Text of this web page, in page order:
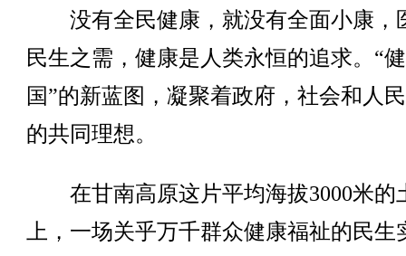
没有全民健康，就没有全面小康，
民生之需，健康是人类永恒的追求。“
国”的新蓝图，凝聚着政府，社会和人
的共同理想。
在甘南高原这片平均海拔3000米的
上，一场关乎万千群众健康福祉的民生